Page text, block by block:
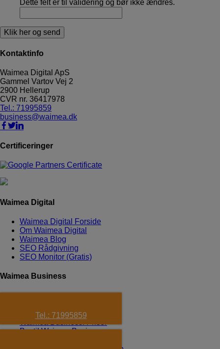
Dette felt er til validering og bør ikke ændres.
Kontaktinfo
Waimea Digital ApS
Gammel Vartov Vej 2
2900 Hellerup
CVR nr. 36417978
Tel.: 71995859
business@waimea.dk
Certificeringer
Waimea Digital
Waimea Digital Forside
Om Waimea Digital
Waimea Blog
SEO Rådgivning
SEO Monitor (Gratis)
Waimea Business
Alle Features
Bestil Waimea Business
Tel.: 71995859